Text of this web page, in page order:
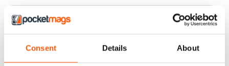
Consent Details About
Great content. Good read.